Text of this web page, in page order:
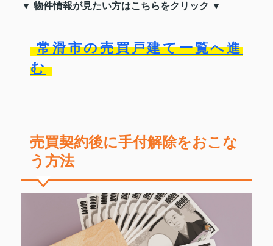
▼ 物件情報が見たい方はこちらをクリック ▼
常滑市の売買戸建て一覧へ進
む
売買契約後に手付解除をおこな
う方法